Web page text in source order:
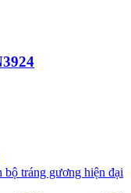
bộ tráng gương hiện đại